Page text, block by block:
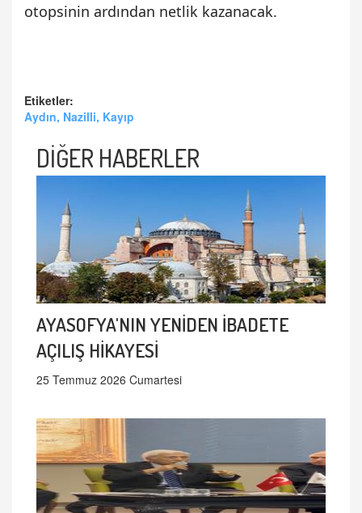
otopsinin ardından netlik kazanacak.
Etiketler:
Aydın, Nazilli, Kayıp
DİĞER HABERLER
AYASOFYA'NIN YENİDEN İBADETE
AÇILIŞ HİKAYESİ
25 Temmuz 2026 Cumartesi